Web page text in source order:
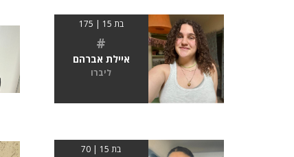
בת 15 | 175
#
איילת אברהם
ליברו
בת 15 | 70